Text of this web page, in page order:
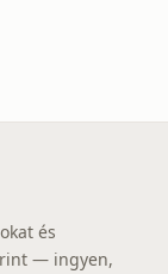
és
— ingyen,